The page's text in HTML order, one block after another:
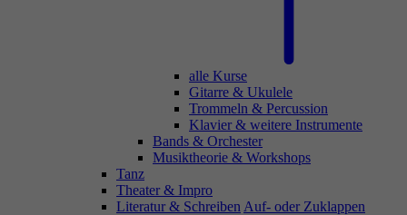
alle Kurse
Gitarre & Ukulele
Trommeln & Percussion
Klavier & weitere Instrumente
Bands & Orchester
Musiktheorie & Workshops
Tanz
Theater & Impro
Literatur & Schreiben Auf- oder Zuklappen